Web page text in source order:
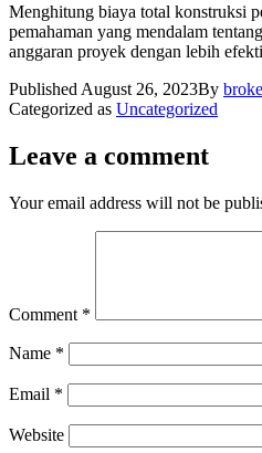
Menghitung biaya total konstruksi
pemahaman yang mendalam
anggaran proyek dengan lebih
Published August 26, 2023By
Categorized as Uncategorized
Leave a comment
Your email address will not be
Comment *
Name *
Email *
Website